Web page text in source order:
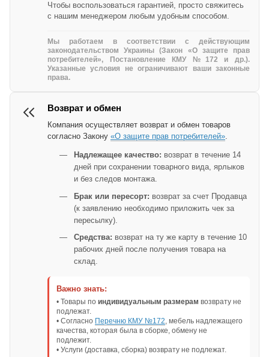
Чтобы воспользоваться гарантией, просто свяжитесь
с нашим менеджером любым удобным способом.
Мы работаем в соответствии с действующим
законодательством Украины (Закон «О защите прав
потребителей», Постановление КМУ №172 и др.).
Указанные условия не ограничивают ваши законные
права.
Возврат и обмен
Компания осуществляет возврат и обмен товаров
согласно Закону «О защите прав потребителей».
Надлежащее качество: возврат в течение 14
дней при сохранении товарного вида, ярлыков
и без следов монтажа.
Брак или пересорт: возврат за счет Продавца
(к заявлению необходимо приложить чек за
пересылку).
Средства: возврат на ту же карту в течение 10
рабочих дней после получения товара на
склад.
Важно знать:
• Товары по индивидуальным размерам возврату не
подлежат.
• Согласно Перечню КМУ №172, мебель надлежащего
качества, которая была в сборке, обмену не
подлежит.
• Услуги (доставка, сборка) возврату не подлежат.